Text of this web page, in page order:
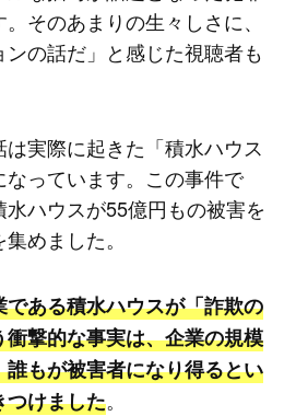
そのあまりの生々しさに、
ンの話だ」と感じた視聴者も
は実際に起きた「積水ハウス
っています。この事件で
ハウスが55億円もの被害を
めました。
ある積水ハウスが「詐欺の
撃的な事実は、企業の規模
もが被害者になり得るとい
つけました。